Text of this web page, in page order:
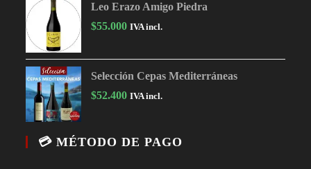
Leo Erazo Amigo Piedra
$55.000 IVA incl.
Selección Cepas Mediterráneas
$52.400 IVA incl.
💳 MÉTODO DE PAGO